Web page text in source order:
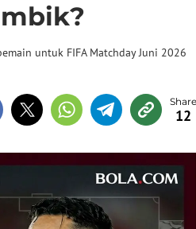
untuk FIFA Matchday Juni 2026
12